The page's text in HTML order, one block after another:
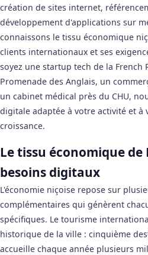
création de sites internet,
développement d'applications sur
connaissons le tissu économique
clients internationaux et ses
soyez une startup tech de la French
Promenade des Anglais, un
un cabinet médical près du CHU,
digitale adaptée à votre activité et à
croissance.
Le tissu économique de
besoins digitaux
L'économie niçoise repose sur
complémentaires qui génèrent
spécifiques. Le tourisme
historique de la ville : cinquième
accueille chaque année plusieurs